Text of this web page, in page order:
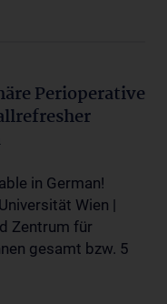
Perioperative
in German!
Wien |
Zentrum für
gesamt bzw. 5